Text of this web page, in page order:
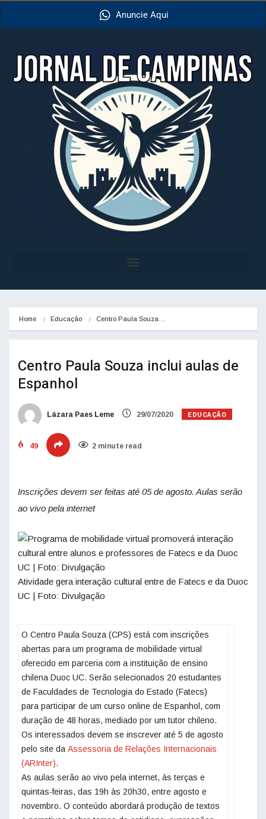
Anuncie Aqui
Home Educação Centro Paula Souza…
Centro Paula Souza inclui aulas de
Espanhol
Lázara Paes Leme 29/07/2020 EDUCAÇÃO
49 2 minute read
Inscrições devem ser feitas até 05 de agosto. Aulas serão
ao vivo pela internet
Atividade gera interação cultural entre de Fatecs e da Duoc
UC | Foto: Divulgação
O Centro Paula Souza (CPS) está com inscrições
abertas para um programa de mobilidade virtual
oferecido em parceria com a instituição de ensino
chilena Duoc UC. Serão selecionados 20 estudantes
de Faculdades de Tecnologia do Estado (Fatecs)
para participar de um curso online de Espanhol, com
duração de 48 horas, mediado por um tutor chileno.
Os interessados devem se inscrever até 5 de agosto
pelo site da Assessoria de Relações Internacionais
(ARInter).
As aulas serão ao vivo pela internet, às terças e
quintas-feiras, das 19h às 20h30, entre agosto e
novembro. O conteúdo abordará produção de textos